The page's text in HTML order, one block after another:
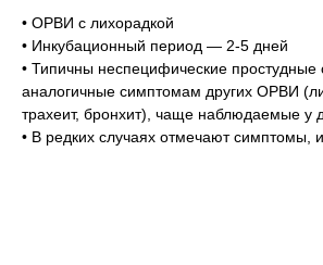
• ОРВИ с лихорадкой
• Инкубационный период — 2-5 дней
• Типичны неспецифические простудные
аналогичные симптомам других ОРВИ
трахеит, бронхит), чаще наблюдаемые у
• В редких случаях отмечают симптомы,